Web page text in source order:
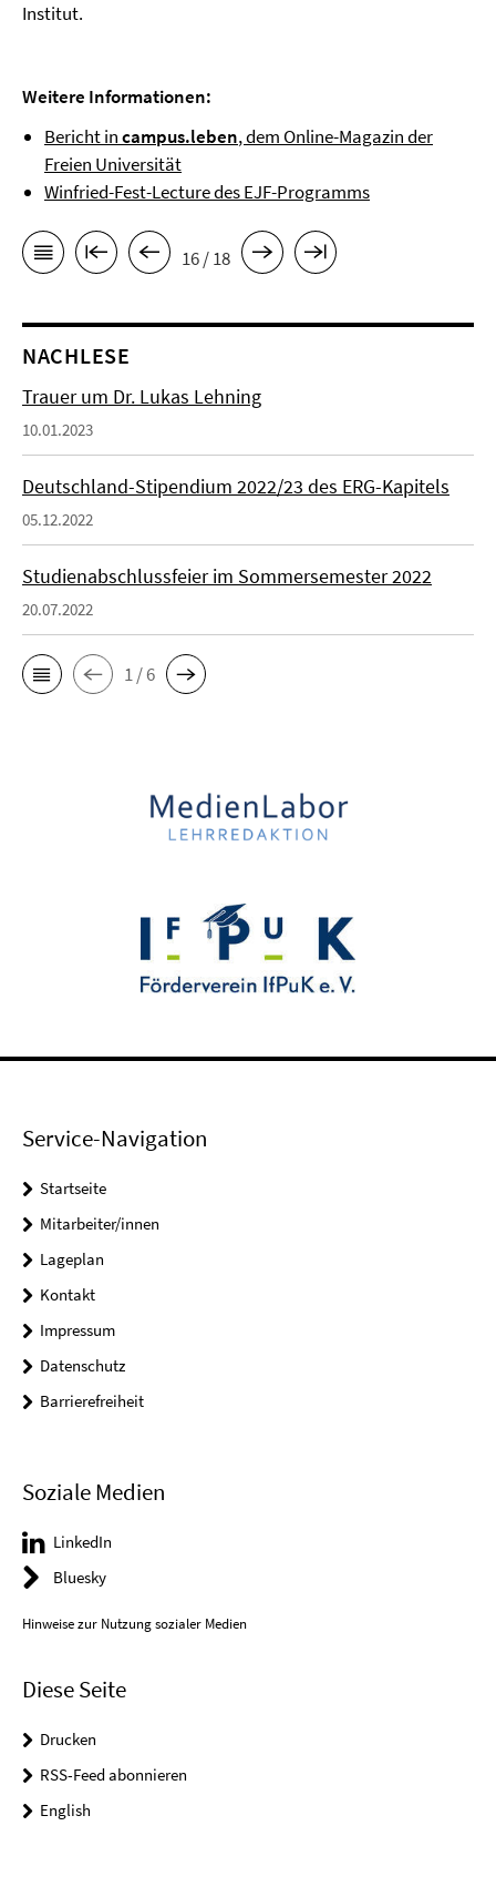
Institut.
Weitere Informationen:
Bericht incampus.leben, dem Online-Magazin der
Freien Universität
Winfried-Fest-Lecture des EJF-Programms
16 / 18
NACHLESE
Trauer um Dr. Lukas Lehning
10.01.2023
Deutschland-Stipendium 2022/23 des ERG-Kapitels
05.12.2022
Studienabschlussfeier im Sommersemester 2022
20.07.2022
1 / 6
Service-Navigation
Startseite
Mitarbeiter/innen
Lageplan
Kontakt
Impressum
Datenschutz
Barrierefreiheit
Soziale Medien
LinkedIn
Bluesky
Hinweise zur Nutzung sozialer Medien
Diese Seite
Drucken
RSS-Feed abonnieren
English